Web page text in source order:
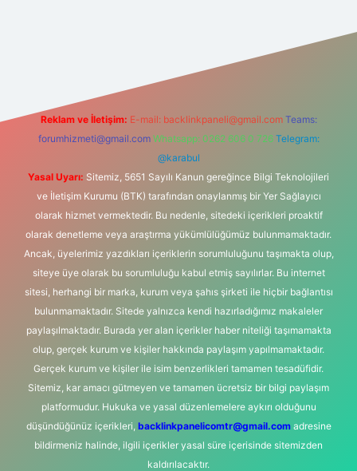
Reklam ve İletişim: E-mail: backlinkpaneli@gmail.com Teams:
forumhizmeti@gmail.com Whatsapp: 0262 606 0 726 Telegram:
@karabul
Yasal Uyarı: Sitemiz, 5651 Sayılı Kanun gereğince Bilgi Teknolojileri
ve İletişim Kurumu (BTK) tarafından onaylanmış bir Yer Sağlayıcı
olarak hizmet vermektedir. Bu nedenle, sitedeki içerikleri proaktif
olarak denetleme veya araştırma yükümlülüğümüz bulunmamaktadır.
Ancak, üyelerimiz yazdıkları içeriklerin sorumluluğunu taşımakta olup,
siteye üye olarak bu sorumluluğu kabul etmiş sayılırlar. Bu internet
sitesi, herhangi bir marka, kurum veya şahıs şirketi ile hiçbir bağlantısı
bulunmamaktadır. Sitede yalnızca kendi hazırladığımız makaleler
paylaşılmaktadır. Burada yer alan içerikler haber niteliği taşımamakta
olup, gerçek kurum ve kişiler hakkında paylaşım yapılmamaktadır.
Gerçek kurum ve kişiler ile isim benzerlikleri tamamen tesadüfidir.
Sitemiz, kar amacı gütmeyen ve tamamen ücretsiz bir bilgi paylaşım
platformudur. Hukuka ve yasal düzenlemelere aykırı olduğunu
düşündüğünüz içerikleri, backlinkpanelicomtr@gmail.comadresine
bildirmeniz halinde, ilgili içerikler yasal süre içerisinde sitemizden
kaldırılacaktır.